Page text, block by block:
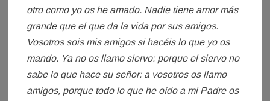
otro como yo os he amado. Nadie tiene amor más
grande que el que da la vida por sus amigos.
Vosotros sois mis amigos si hacéis lo que yo os
mando. Ya no os llamo siervo: porque el siervo no
sabe lo que hace su señor: a vosotros os llamo
amigos, porque todo lo que he oído a mi Padre os